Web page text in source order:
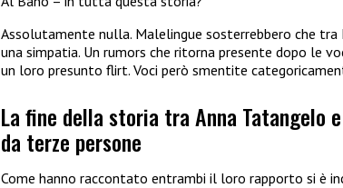
Assolutamente nulla. Malelingue sosterrebbero che tra
una simpatia. Un rumors che ritorna presente dopo le
un loro presunto flirt. Voci però smentite
La fine della storia tra Anna Tatangelo e
da terze persone
Come hanno raccontato entrambi il loro rapporto si è